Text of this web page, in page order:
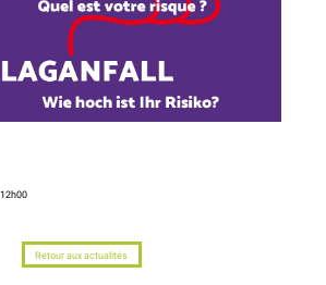
Retour aux actualités